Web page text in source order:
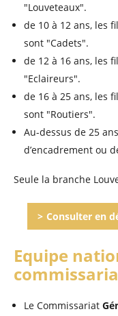
"Louveteaux".
de 10 à 12 ans, les
sont "Cadets".
de 12 à 16 ans, les
"Eclaireurs".
de 16 à 25 ans, les
sont "Routiers".
Au-dessus de 25
d’encadrement ou
Seule la branche
Consulter en
Equipe
Le Commissariat